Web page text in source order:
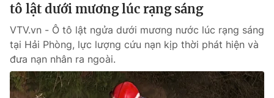
tô lật dưới mương lúc rạng sáng
VTV.vn - Ô tô lật ngửa dưới mương nước lúc rạng sáng
tại Hải Phòng, lực lượng cứu nạn kịp thời phát hiện và
đưa nạn nhân ra ngoài.